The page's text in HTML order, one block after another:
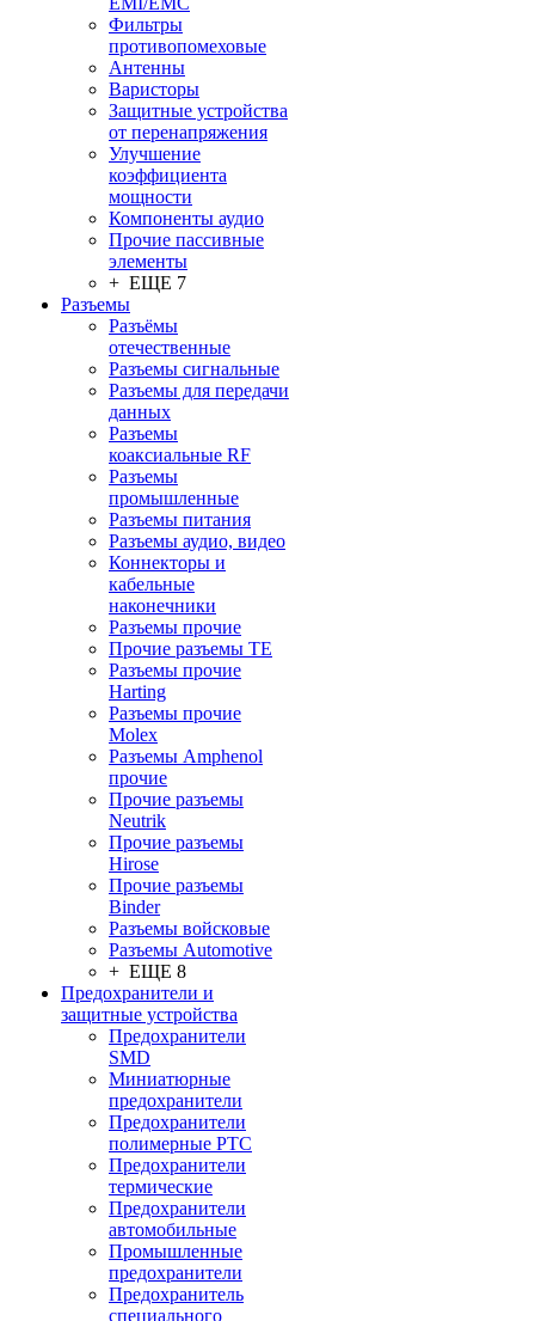
Фильтры
противопомеховые
Антенны
Варисторы
Защитные устройства
от перенапряжения
Улучшение
коэффициента
мощности
Компоненты аудио
Прочие пассивные
элементы
+ ЕЩЕ 7
Разъeмы
Разъёмы
отечественные
Разъeмы сигнальные
Разъeмы для передачи
данных
Разъeмы
коаксиальные RF
Разъeмы
промышленные
Разъeмы питания
Разъeмы аудио, видео
Коннекторы и
кабельные
наконечники
Разъeмы прочие
Прочие разъемы TE
Разъемы прочие
Harting
Разъемы прочие
Molex
Разъемы Amphenol
прочие
Прочие разъемы
Neutrik
Прочие разъемы
Hirose
Прочие разъемы
Binder
Разъемы войсковые
Разъeмы Automotive
+ ЕЩЕ 8
Предохранители и
защитные устройства
Предохранители
SMD
Миниатюрные
предохранители
Предохранители
полимерные PTC
Предохранители
термические
Предохранители
автомобильные
Промышленные
предохранители
Предохранитель
специального